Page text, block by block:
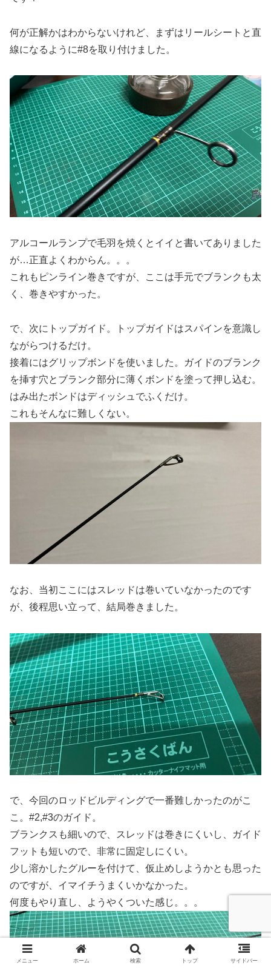
何が正解かはわからないけれど、まずはリールシートと直
線になるように#8を取り付けました。
アルコールランプで毛羽を焼くとイイと書いてありました
が…正直よくわからん。。。
これもピンライン巻きですが、ここは手元でブランクも太
く、巻きやすかった。
で、次にトップガイド。トップガイドはスパインを意識し
ながらつけるだけ。
接着にはグリップボンドを使いました。ガイドのブランク
を挿す穴とブランク部分に薄くボンドを塗って押し込む。
はみ出たボンドはディッシュでふくだけ。
これもそんなに難しくない。
なお、当初ここにはスレッドは巻いていなかったのです
が、後程思い立って、結局巻きました。
で、今回のロッドビルディングで一番難しかったのがこ
こ。#2,#3のガイド。
ブランクスも細いので、スレッドは巻きにくいし、ガイド
フットも短いので、非常に固定しにくい。
少し溶かしたグルーを付けて、仮止めしようかとも思った
のですが、イマイチうまくいかなかった。
何度もやり直し、ようやくついた感じ。。。
メニュー ホーム 検索 トップ サイドバー